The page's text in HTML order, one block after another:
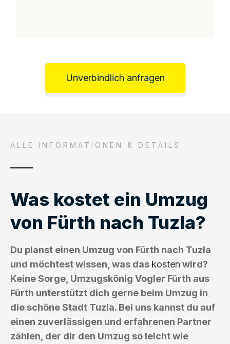
Unverbindlich anfragen
ALLE INFORMATIONEN & DETAILS
Was kostet ein Umzug
von Fürth nach Tuzla?
Du planst einen Umzug von Fürth nach Tuzla
und möchtest wissen, was das kosten wird?
Keine Sorge, Umzugskönig Vogler Fürth aus
Fürth unterstützt dich gerne beim Umzug in
die schöne Stadt Tuzla. Bei uns kannst du auf
einen zuverlässigen und erfahrenen Partner
zählen, der dir den Umzug so leicht wie